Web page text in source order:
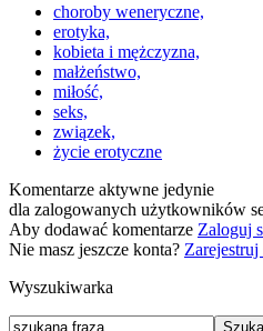
choroby weneryczne,
erotyka,
kobieta i mężczyzna,
małżeństwo,
miłość,
seks,
związek,
życie erotyczne
Komentarze aktywne jedynie
dla zalogowanych użytkowników
Aby dodawać komentarze Zaloguj
Nie masz jeszcze konta? Zarejestruj
Wyszukiwarka